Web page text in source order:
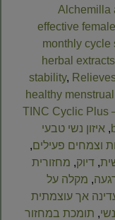
Alchemilla
effective
monthly cycle
herbal extracts
stability,
healthy
TINC Cyclic Plus
, איזון נשי טבעי
וצמחים פעילים,
, דיוק, מחזורית
, מקלה על
אך עוצמתית
, תומכת במחזור